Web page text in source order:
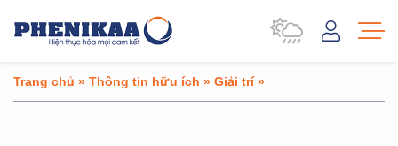
Trang chủ » Thông tin hữu ích » Giải trí»